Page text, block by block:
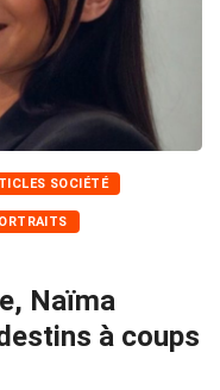
SOCIÉTÉ
Naïma
à coups